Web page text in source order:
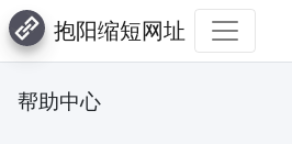
抱阳缩短网址
帮助中心